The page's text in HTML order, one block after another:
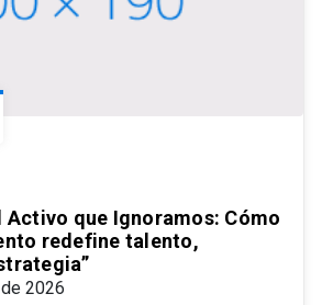
Activo que Ignoramos: Cómo
redefine talento,
2026